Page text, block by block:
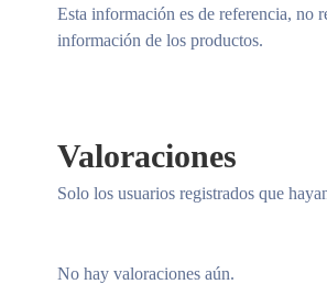
Esta información es de referencia, no
información de los productos.
Valoraciones
No hay valoraciones aún.
Solo los usuarios registrados que